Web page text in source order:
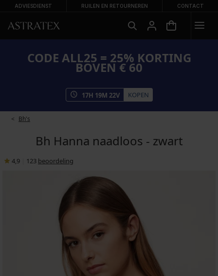
ADVIESDIENST RUILEN EN RETOURNEREN CONTACT
CODE ALL25 = 25% KORTING
BOVEN € 60
17H 19M 22V KOPEN
Bh's
Bh Hanna naadloos - zwart
4,9 123 beoordeling